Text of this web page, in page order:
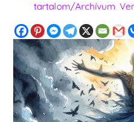
tartalom/Archívum